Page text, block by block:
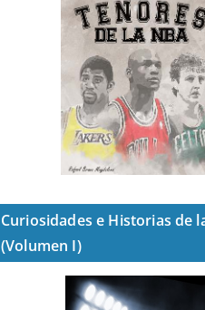
Curiosidades e Historias de
(Volumen I)